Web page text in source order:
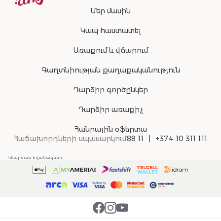
Մեր մասին
Կապ հաստատել
Առաքում և վճարում
Գաղտնիության քաղաքականություն
Դարձիր գործընկեր
Դարձիր առաքիչ
Հանրային օֆերտա
Հաճախորդների սպասարկում88 11 +374 10 311 111
Վճարման եղանակներ